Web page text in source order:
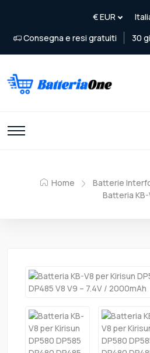
Consegna e resi gratuiti 30
Home Batterie
Batteria KB-